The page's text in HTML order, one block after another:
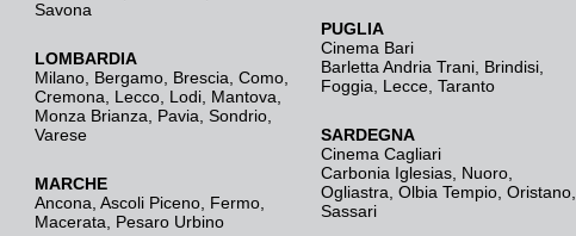
Savona
LOMBARDIA
Milano Bergamo Brescia, Como
Cremona
Lecco Lodi Mantova
Monza Brianza
Pavia Sondrio
Varese
MARCHE
Ancona Ascoli Piceno Fermo
Macerata
Pesaro Urbino
PUGLIA
Cinema Bari
Barletta Andria Trani Brindisi
Foggia
Lecce Taranto
SARDEGNA
Cinema Cagliari
Carbonia Iglesias Nuoro
Ogliastra Olbia Tempio Oristano
Sassari